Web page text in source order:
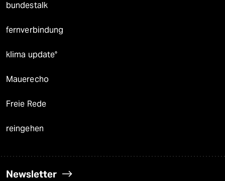
bundestalk
fernverbindung
klima update°
Mauerecho
Freie Rede
reingehen
Newsletter